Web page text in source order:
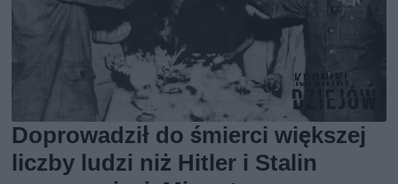
Doprowadził do śmierci większej
liczby ludzi niż Hitler i Stalin